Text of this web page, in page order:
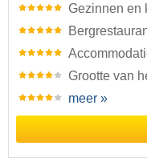
Gezinnen en
Grootte van
meer »